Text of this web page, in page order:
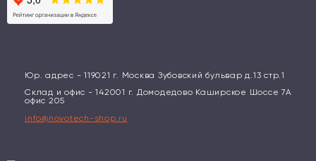
Юр. адрес - 119021 г. Москва Зубовский бульвар д.13 стр.1
Склад и офис - 142001 г. Домодедово Каширское Шоссе 7А
офис 205
info@novotech-shop.ru